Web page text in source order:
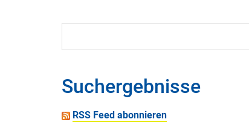
Suchergebnisse
RSS Feed abonnieren